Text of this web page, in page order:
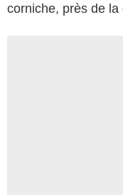
corniche, près de